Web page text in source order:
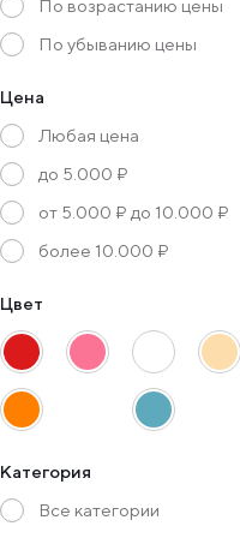
По возрастанию цены
По убыванию цены
Цена
Любая цена
до 5.000 ₽
от 5.000 ₽ до 10.000 ₽
более 10.000 ₽
Цвет
Категория
Все категории